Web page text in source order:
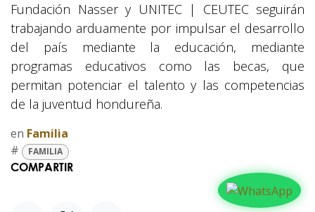
Fundación Nasser y UNITEC | CEUTEC seguirán
trabajando arduamente por impulsar el desarrollo
del país mediante la educación, mediante
programas educativos como las becas, que
permitan potenciar el talento y las competencias
de la juventud hondureña.
en Familia
#
FAMILIA
COMPARTIR